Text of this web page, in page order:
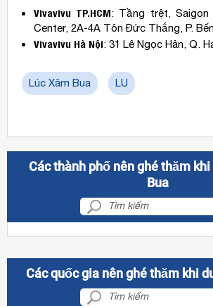
Vivavivu TP.HCM: Tầng trệt, Saigon
Center, 2A-4A Tôn Đức Thắng, P.
Vivavivu Hà Nội: 31 Lê Ngọc Hân, Q.
Lúc Xăm Bua LU
Các thành phố nên ghé thăm
Bua
Các quốc gia nên ghé thăm khi